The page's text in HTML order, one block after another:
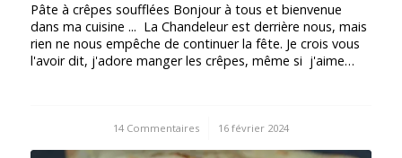
Pâte à crêpes soufflées Bonjour à tous et bienvenue
dans ma cuisine ... La Chandeleur est derrière nous, mais
rien ne nous empêche de continuer la fête. Je crois vous
l'avoir dit, j'adore manger les crêpes, même si j'aime…
14 Commentaires
/ 16 février 2024